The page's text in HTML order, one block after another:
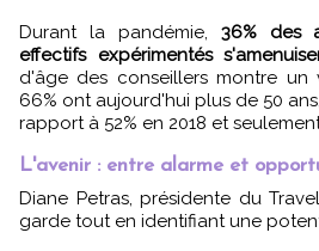
Durant la pandémie, 36% des
effectifs expérimentés
d'âge des conseillers montre un
66% ont aujourd'hui plus de 50
rapport à 52% en 2018 et seulement
L'avenir : entre alarme et
Diane Petras, présidente du Travel Institute, nous met en
garde tout en identifiant une